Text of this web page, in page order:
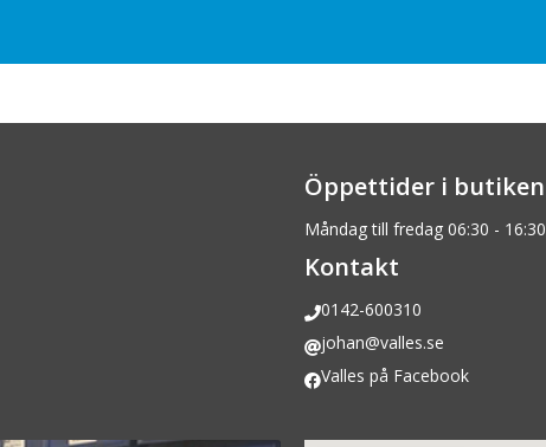
Öppettider i butiken
Måndag till fredag 06:30 - 16:30
Kontakt
0142-600310
johan@valles.se
Valles på Facebook